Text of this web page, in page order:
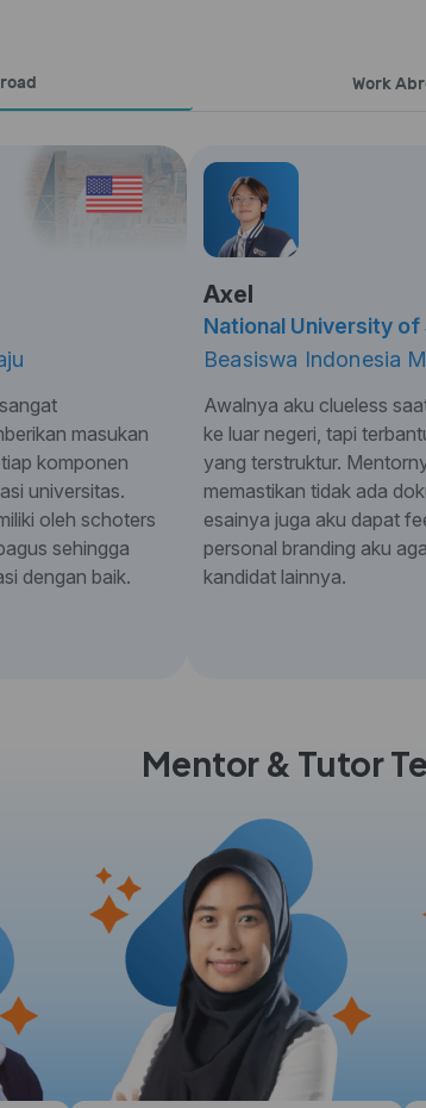
Work
masukan
komponen
universitas.
oleh schoters
sehingga
dengan baik.
Axel
National University of
Beasiswa Indonesia
Awalnya aku clueless
ke luar negeri, tapi
yang terstruktur.
memastikan tidak ada
esainya juga aku dapat
personal branding aku
kandidat lainnya.
Mentor & Tutor